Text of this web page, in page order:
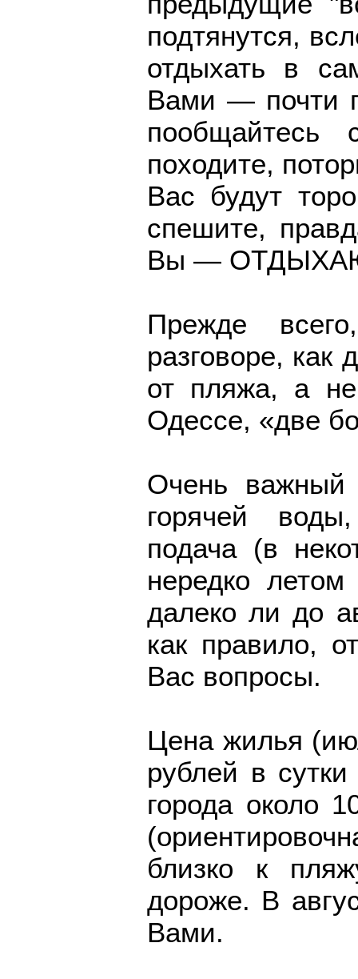
подтянутся,
отдыхать в
Вами — почти
пообщайтесь
походите,
Вас будут
спешите,
Вы —
Прежде
разговоре,
от пляжа, а
Одессе, «две
Очень важный
горячей
подача (в
нередко
далеко ли до
как правило,
Вас вопросы.
Цена жилья
рублей в
города около
близко к
дороже. В
Вами.